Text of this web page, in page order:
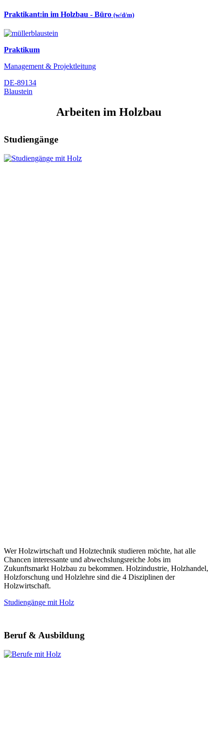
Praktikant:in im Holzbau - Büro (w/d/m)
Praktikum
Management & Projektleitung
DE-89134
Blaustein
Arbeiten im Holzbau
Studiengänge
Wer Holzwirtschaft und Holztechnik studieren möchte, hat alle
Chancen interessante und abwechslungsreiche Jobs im
Zukunftsmarkt Holzbau zu bekommen. Holzindustrie, Holzhandel,
Holzforschung und Holzlehre sind die 4 Disziplinen der
Holzwirtschaft.
Studiengänge mit Holz
Beruf & Ausbildung